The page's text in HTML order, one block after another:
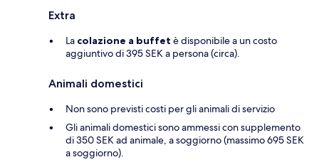
Extra
La colazione a buffet è disponibile a un costo
aggiuntivo di 395 SEK a persona (circa).
Animali domestici
Non sono previsti costi per gli animali di servizio
Gli animali domestici sono ammessi con supplemento
di 350 SEK ad animale, a soggiorno (massimo 695 SEK
a soggiorno).